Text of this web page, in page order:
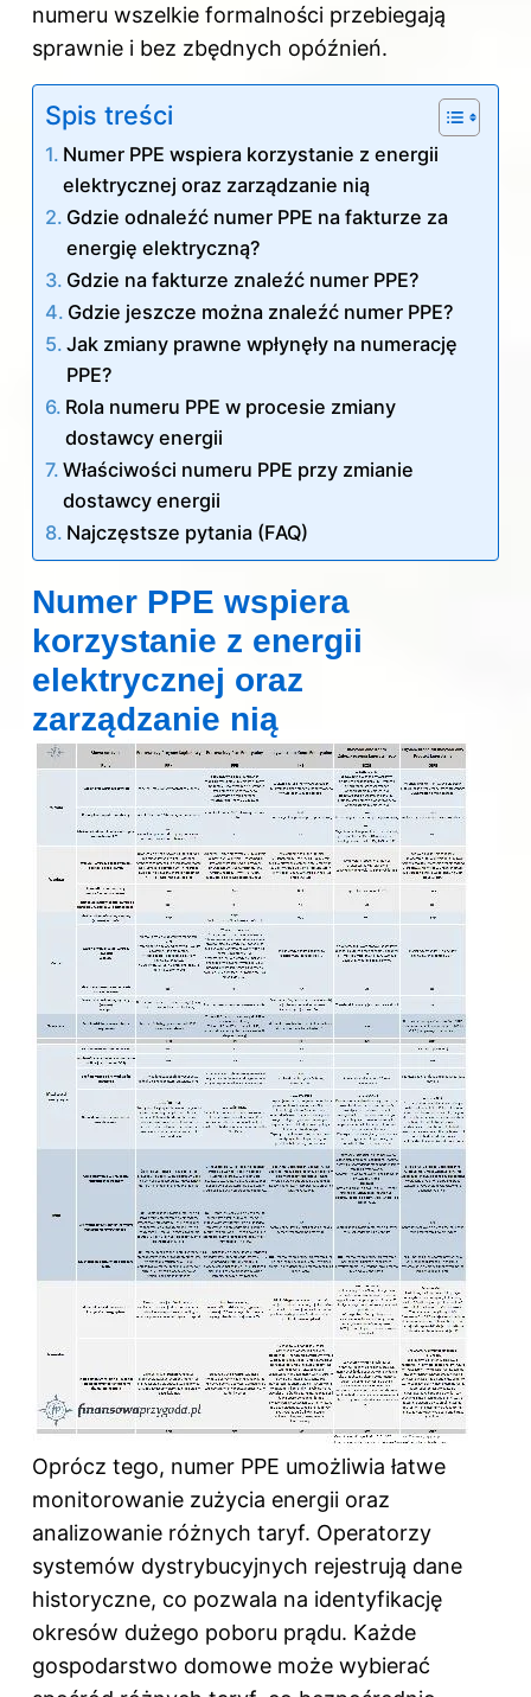
numeru wszelkie formalności przebiegają
sprawnie i bez zbędnych opóźnień.
Spis treści
Numer PPE wspiera korzystanie z energii
elektrycznej oraz zarządzanie nią
Gdzie odnaleźć numer PPE na fakturze za
energię elektryczną?
Gdzie na fakturze znaleźć numer PPE?
Gdzie jeszcze można znaleźć numer PPE?
Jak zmiany prawne wpłynęły na numerację
PPE?
Rola numeru PPE w procesie zmiany
dostawcy energii
Właściwości numeru PPE przy zmianie
dostawcy energii
Najczęstsze pytania (FAQ)
Numer PPE wspiera
korzystanie z energii
elektrycznej oraz
zarządzanie nią
Oprócz tego, numer PPE umożliwia łatwe
monitorowanie zużycia energii oraz
analizowanie różnych taryf. Operatorzy
systemów dystrybucyjnych rejestrują dane
historyczne, co pozwala na identyfikację
okresów dużego poboru prądu. Każde
gospodarstwo domowe może wybierać